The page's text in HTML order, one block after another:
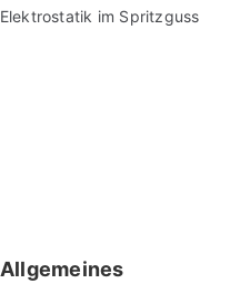
Elektrostatik im Spritzguss
Allgemeines